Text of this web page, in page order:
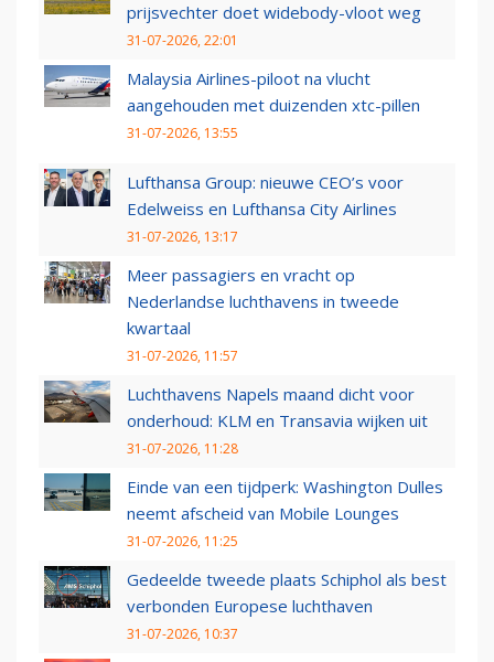
prijsvechter doet widebody-vloot weg
31-07-2026, 22:01
Malaysia Airlines-piloot na vlucht
aangehouden met duizenden xtc-pillen
31-07-2026, 13:55
Lufthansa Group: nieuwe CEO’s voor
Edelweiss en Lufthansa City Airlines
31-07-2026, 13:17
Meer passagiers en vracht op
Nederlandse luchthavens in tweede
kwartaal
31-07-2026, 11:57
Luchthavens Napels maand dicht voor
onderhoud: KLM en Transavia wijken uit
31-07-2026, 11:28
Einde van een tijdperk: Washington Dulles
neemt afscheid van Mobile Lounges
31-07-2026, 11:25
Gedeelde tweede plaats Schiphol als best
verbonden Europese luchthaven
31-07-2026, 10:37